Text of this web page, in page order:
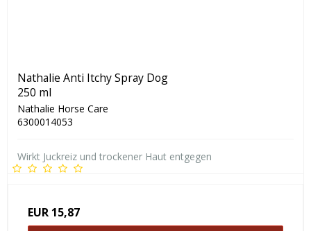
Nathalie Anti Itchy Spray Dog
250 ml
Nathalie Horse Care
6300014053
Wirkt Juckreiz und trockener Haut entgegen
EUR 15,87